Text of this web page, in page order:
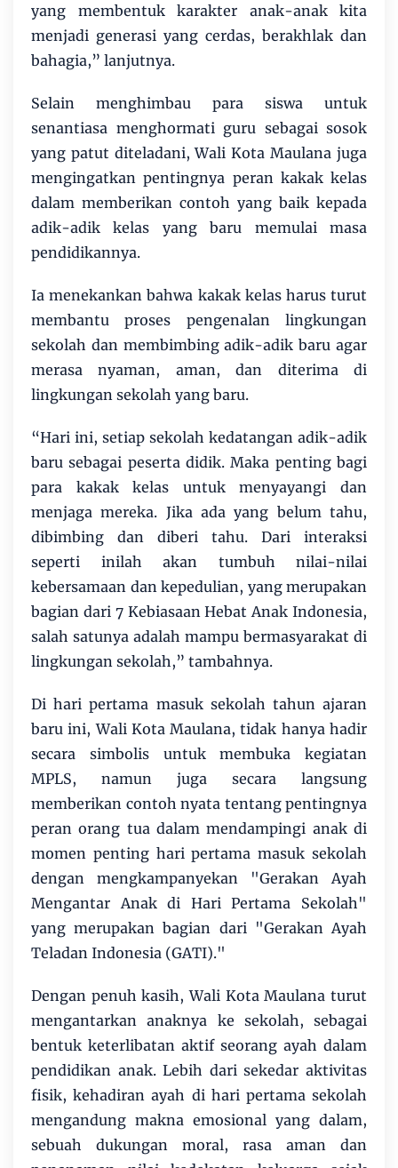
yang membentuk karakter anak-anak kita
menjadi generasi yang cerdas, berakhlak dan
bahagia,” lanjutnya.
Selain menghimbau para siswa untuk
senantiasa menghormati guru sebagai sosok
yang patut diteladani, Wali Kota Maulana juga
mengingatkan pentingnya peran kakak kelas
dalam memberikan contoh yang baik kepada
adik-adik kelas yang baru memulai masa
pendidikannya.
Ia menekankan bahwa kakak kelas harus turut
membantu proses pengenalan lingkungan
sekolah dan membimbing adik-adik baru agar
merasa nyaman, aman, dan diterima di
lingkungan sekolah yang baru.
“Hari ini, setiap sekolah kedatangan adik-adik
baru sebagai peserta didik. Maka penting bagi
para kakak kelas untuk menyayangi dan
menjaga mereka. Jika ada yang belum tahu,
dibimbing dan diberi tahu. Dari interaksi
seperti inilah akan tumbuh nilai-nilai
kebersamaan dan kepedulian, yang merupakan
bagian dari 7 Kebiasaan Hebat Anak Indonesia,
salah satunya adalah mampu bermasyarakat di
lingkungan sekolah,” tambahnya.
Di hari pertama masuk sekolah tahun ajaran
baru ini, Wali Kota Maulana, tidak hanya hadir
secara simbolis untuk membuka kegiatan
MPLS, namun juga secara langsung
memberikan contoh nyata tentang pentingnya
peran orang tua dalam mendampingi anak di
momen penting hari pertama masuk sekolah
dengan mengkampanyekan "Gerakan Ayah
Mengantar Anak di Hari Pertama Sekolah"
yang merupakan bagian dari "Gerakan Ayah
Teladan Indonesia (GATI)."
Dengan penuh kasih, Wali Kota Maulana turut
mengantarkan anaknya ke sekolah, sebagai
bentuk keterlibatan aktif seorang ayah dalam
pendidikan anak. Lebih dari sekedar aktivitas
fisik, kehadiran ayah di hari pertama sekolah
mengandung makna emosional yang dalam,
sebuah dukungan moral, rasa aman dan